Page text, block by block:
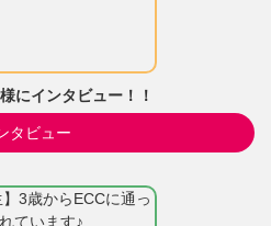
にインタビュー！！
タビュー